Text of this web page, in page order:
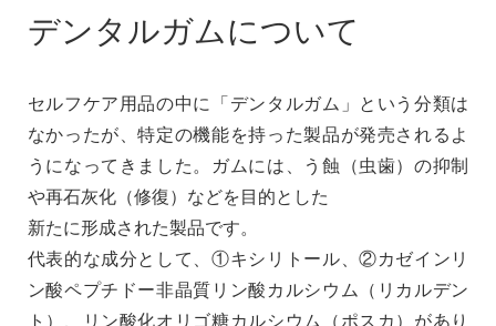
デンタルガムについて
セルフケア用品の中に「デンタルガム」という分類は
なかったが、特定の機能を持った製品が発売されるよ
うになってきました。ガムには、う蝕（虫歯）の抑制
や再石灰化（修復）などを目的とした
新たに形成された製品です。
代表的な成分として、①キシリトール、②カゼインリ
ン酸ペプチドー非晶質リン酸カルシウム（リカルデン
ト）、リン酸化オリゴ糖カルシウム（ポスカ）があり